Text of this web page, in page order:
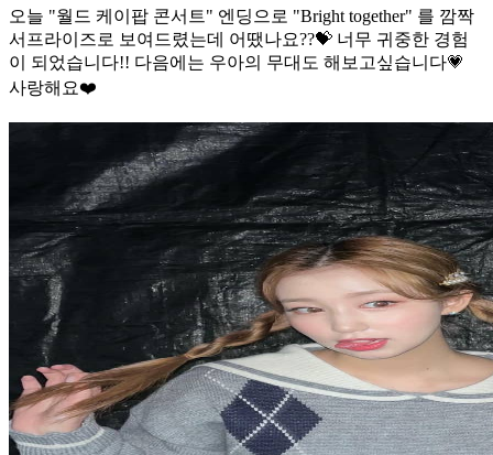
오늘 "월드 케이팝 콘서트" 엔딩으로 "Bright together" 를 깜짝
서프라이즈로 보여드렸는데 어땠나요??💝 너무 귀중한 경험
이 되었습니다!! 다음에는 우아의 무대도 해보고싶습니다💗
사랑해요❤️